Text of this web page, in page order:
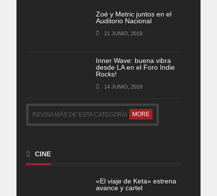
Zoé y Metric juntos en el
Auditorio Nacional
21 JUNIO, 2019
Inner Wave: buena vibra
desde LA en el Foro Indie
Rocks!
14 JUNIO, 2019
REVISA MÁS DE ESTA CATEGORÍA MORE
CINE
«El viaje de Keta» estrena
avance y cartel